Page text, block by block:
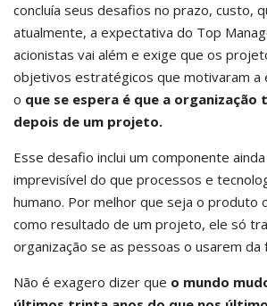
concluía seus desafios no prazo, custo,
atualmente, a expectativa do Top
acionistas vai além e exige que os
objetivos estratégicos que motivaram a
o que se espera é que a organização
depois de um projeto.
Esse desafio inclui um componente
imprevisível do que processos e
humano. Por melhor que seja o produto
como resultado de um projeto, ele só
organização se as pessoas o usarem da
Não é exagero dizer que o mundo